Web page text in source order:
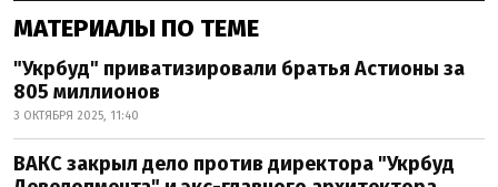
МАТЕРИАЛЫ ПО ТЕМЕ
"Укрбуд" приватизировали братья Астионы за
805 миллионов
3 ОКТЯБРЯ 2025, 11:40
ВАКС закрыл дело против директора "Укрбуд